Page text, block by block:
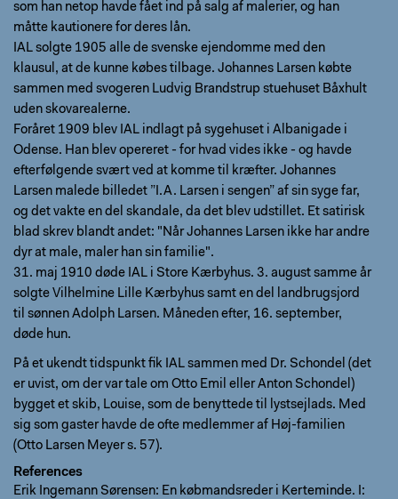
som han netop havde fået ind på salg af malerier, og han
måtte kautionere for deres lån.
IAL solgte 1905 alle de svenske ejendomme med den
klausul, at de kunne købes tilbage. Johannes Larsen købte
sammen med svogeren Ludvig Brandstrup stuehuset Båxhult
uden skovarealerne.
Foråret 1909 blev IAL indlagt på sygehuset i Albanigade i
Odense. Han blev opereret - for hvad vides ikke - og havde
efterfølgende svært ved at komme til kræfter. Johannes
Larsen malede billedet ”I.A. Larsen i sengen” af sin syge far,
og det vakte en del skandale, da det blev udstillet. Et satirisk
blad skrev blandt andet: "Når Johannes Larsen ikke har andre
dyr at male, maler han sin familie".
31. maj 1910 døde IAL i Store Kærbyhus. 3. august samme år
solgte Vilhelmine Lille Kærbyhus samt en del landbrugsjord
til sønnen Adolph Larsen. Måneden efter, 16. september,
døde hun.
På et ukendt tidspunkt fik IAL sammen med Dr. Schondel (det
er uvist, om der var tale om Otto Emil eller Anton Schondel)
bygget et skib, Louise, som de benyttede til lystsejlads. Med
sig som gaster havde de ofte medlemmer af Høj-familien
(Otto Larsen Meyer s. 57).
References
Erik Ingemann Sørensen: En købmandsreder i Kerteminde. I: